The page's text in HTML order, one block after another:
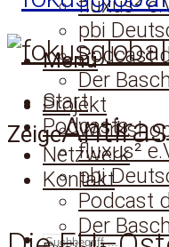
fluxus²
pbi
Podcast
Der
Projekt
Netzwerk
Kontakt
Menü
Start
Podcasts
fluxus²
pbi
Podcast
Der
Zeige